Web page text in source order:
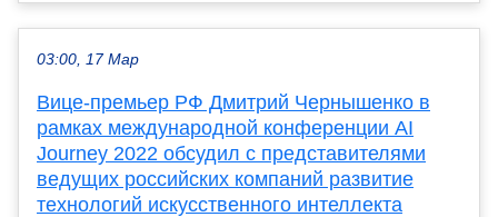
03:00, 17 Мар
Вице-премьер РФ Дмитрий Чернышенко в
рамках международной конференции AI
Journey 2022 обсудил с представителями
ведущих российских компаний развитие
технологий искусственного интеллекта